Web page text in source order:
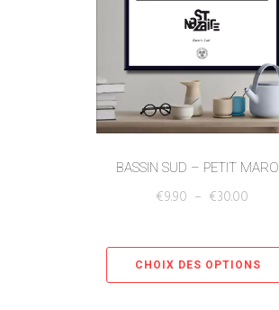
BASSIN SUD – PETIT
€9.90 – €30.00
CHOIX DES OPTIONS